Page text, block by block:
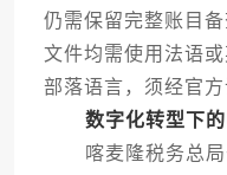
仍需保留完整账目
文件均需使用法语
部落语言，须经官方
数字化转型下
喀麦隆税务总局